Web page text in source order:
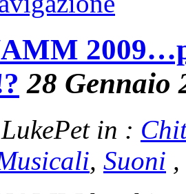
28 Gennaio
in :
, Suoni ,